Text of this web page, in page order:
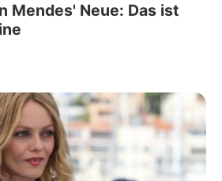
Mendes' Neue: Das ist